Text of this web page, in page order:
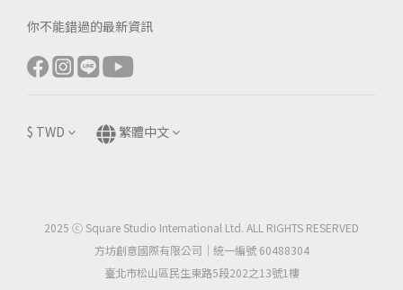
你不能錯過的最新資訊
$ TWD 繁體中文
2025 ⓒ Square Studio International Ltd. ALL RIGHTS RESERVED
方坊創意國際有限公司｜統一編號 60488304
臺北市松山區民生東路5段202之13號1樓